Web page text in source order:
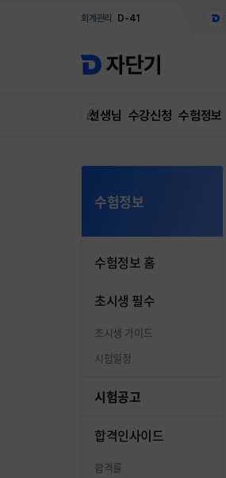
회계관리 D-41
선생님 수강신청 수험정보
수험정보
수험정보 홈
초시생 필수
초시생 가이드
시험일정
시험공고
합격인사이드
합격률